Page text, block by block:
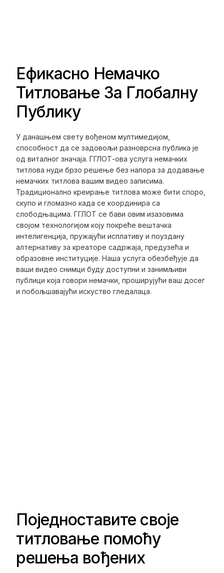
Ефикасно Немачко
Титловање За Глобалну
Публику
У данашњем свету вођеном мултимедијом,
способност да се задовољи разноврсна публика је
од виталног значаја. ГГЛОТ-ова услуга немачких
титлова нуди брзо решење без напора за додавање
немачких титлова вашим видео записима.
Традиционално креирање титлова може бити споро,
скупо и гломазно када се координира са
слободњацима. ГГЛОТ се бави овим изазовима
својом технологијом коју покреће вештачка
интелигенција, пружајући исплативу и поуздану
алтернативу за креаторе садржаја, предузећа и
образовне институције. Наша услуга обезбеђује да
ваши видео снимци буду доступни и занимљиви
публици која говори немачки, проширујући ваш досег
и побољшавајући искуство гледалаца.
Поједноставите своје
титловање помоћу
решења вођених